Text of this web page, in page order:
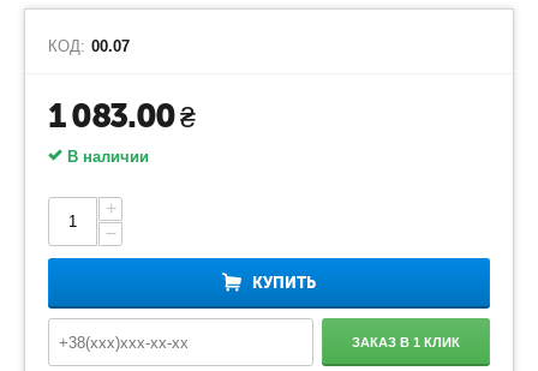
КОД: 00.07
1 083.00₴
В наличии
+
−
КУПИТЬ
ЗАКАЗ В 1 КЛИК